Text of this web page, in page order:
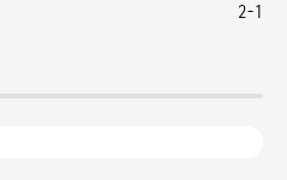
2-1